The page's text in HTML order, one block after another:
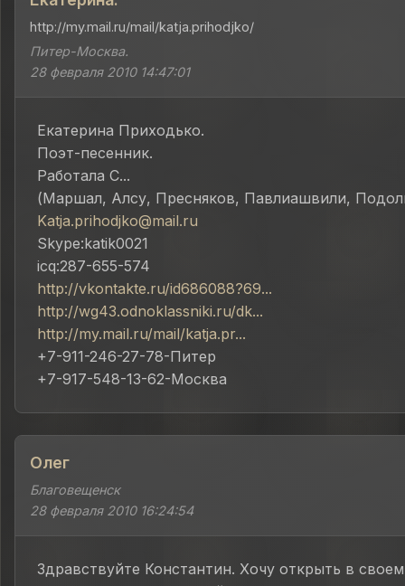
http://my.mail.ru/mail/katja.prihodjko/
Питер-Москва.
28 февраля 2010 14:47:01
Екатерина Приходько.
Поэт-песенник.
Работала С...
(Маршал, Алсу, Пресняков, Павлиашвили,
Katja.prihodjko@mail.ru
Skype:katik0021
icq:287-655-574
http://vkontakte.ru/id686088?69...
http://wg43.odnoklassniki.ru/dk...
http://my.mail.ru/mail/katja.pr...
+7-911-246-27-78-Питер
+7-917-548-13-62-Москва
Олег
Благовещенск
28 февраля 2010 16:24:54
Здравствуйте Константин. Хочу открыть в